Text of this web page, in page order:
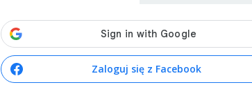
Zaloguj się z Facebook